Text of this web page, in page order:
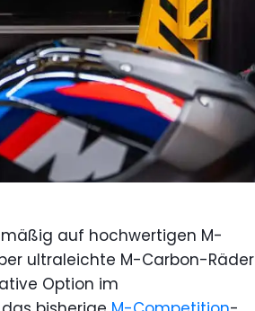
auf hochwertigen M-
ultraleichte M-Carbon-Räder
Option im